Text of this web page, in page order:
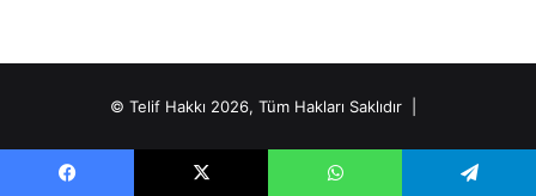
© Telif Hakkı 2026, Tüm Hakları Saklıdır |